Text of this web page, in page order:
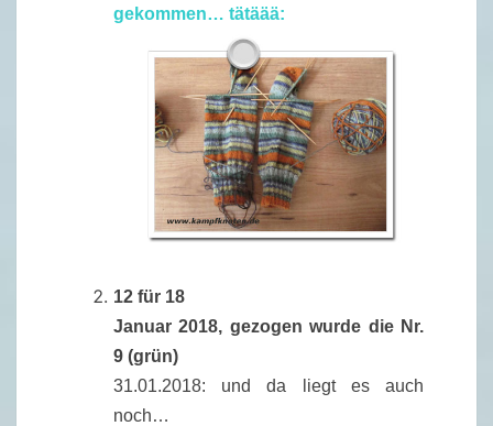
gekommen… tätäää:
12 für 18
Januar 2018, gezogen wurde die Nr.
9 (grün)
31.01.2018: und da liegt es auch
noch…